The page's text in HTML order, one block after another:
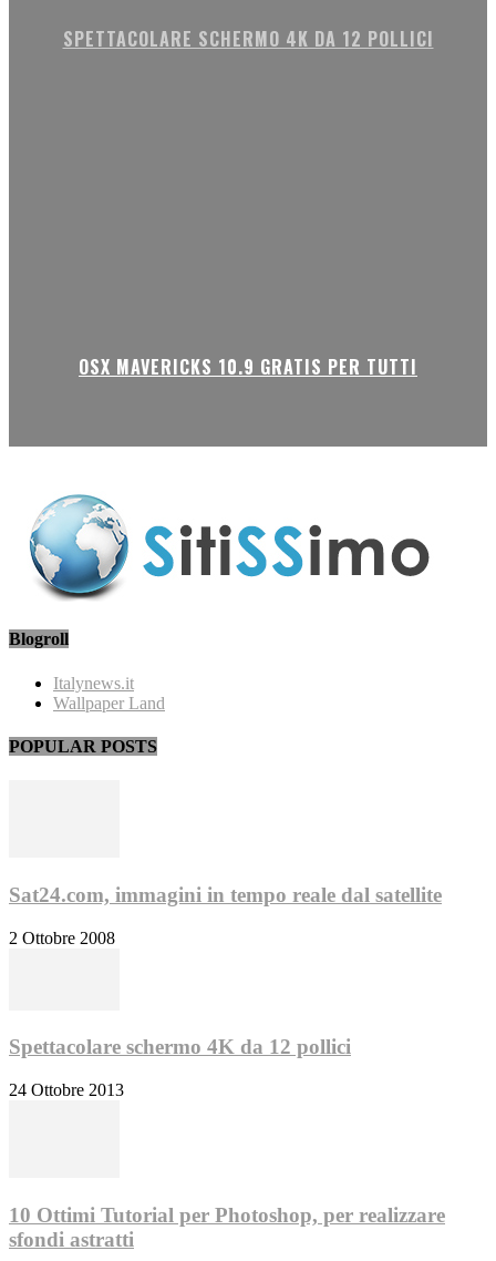
SPETTACOLARE SCHERMO 4K DA 12 POLLICI
OSX MAVERICKS 10.9 GRATIS PER TUTTI
Blogroll
Italynews.it
Wallpaper Land
POPULAR POSTS
Sat24.com, immagini in tempo reale dal satellite
2 Ottobre 2008
Spettacolare schermo 4K da 12 pollici
24 Ottobre 2013
10 Ottimi Tutorial per Photoshop, per realizzare
sfondi astratti